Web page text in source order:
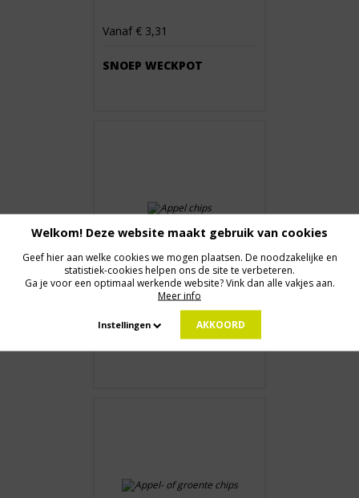
Vanaf € 3,31
SNOEP WECKPOT
Prijs op aanvraag
Welkom! Deze website maakt gebruik van cookies
Geef hier aan welke cookies we mogen plaatsen. De noodzakelijke en
statistiek-cookies helpen ons de site te verbeteren.
Ga je voor een optimaal werkende website? Vink dan alle vakjes aan.
Meer info
Instellingen AKKOORD